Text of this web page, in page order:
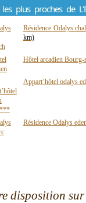
les plus proches de
Résidence Odalys
km)
Hôtel arcadien
Appart’hôtel odalys
Résidence Odalys
disposition